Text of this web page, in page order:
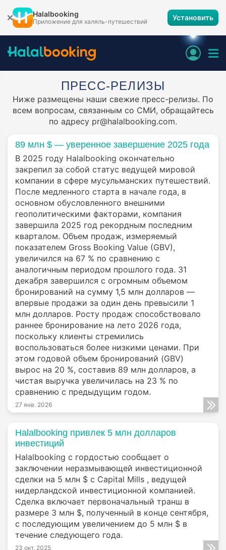
Halalbooking
Приложение для халяль-путешествий Установить
ПРЕСС-РЕЛИЗЫ
Ниже размещены наши свежие пресс-релизы. По
всем вопросам, связанным со СМИ, обращайтесь
по адресу pr@halalbooking.com.
89 млн $ — уверенное завершение 2025 года
В 2025 году Halalbooking окончательно
закрепил за собой статус ведущей мировой
компании в сфере мусульманских путешествий.
После медленного старта в начале года, в
основном обусловленного внешними
геополитическими факторами, компания
завершила 2025 год рекордным последним
кварталом. Объем продаж, измеряемый
показателем Gross Booking Value (GBV),
увеличился на 67 % по сравнению с
аналогичным периодом прошлого года. 31
декабря завершился с огромным объемом
бронирований на сумму 1,5 млн долларов —
впервые продажи за один день превысили 1
млн долларов. Росту продаж способствовало
раннее бронирование на лето 2026 года,
поскольку клиенты стремились
воспользоваться более низкими ценами. При
этом годовой объем бронирований (GBV)
вырос на 20 %, составив 89 млн долларов, а
чистая выручка увеличилась на 23 % по
сравнению с предыдущим годом.
27 янв. 2026
Halalbooking привлек 5 млн долларов
инвестиций
Halalbooking с гордостью сообщает о
заключении неразмывающей инвестиционной
сделки на 5 млн $ с Capital Mills , ведущей
нидерландской инвестиционной компанией.
Сделка включает первоначальный транш в
размере 3 млн $, полученный в конце сентября,
с последующим увеличением до 5 млн $ в
течение следующего года.
23 окт. 2025